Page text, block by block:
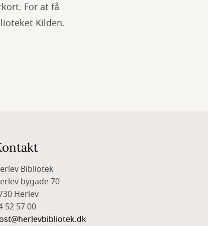
For at få
Kilden.
Bibliotek
bygade 70
Herlev
52 57 00